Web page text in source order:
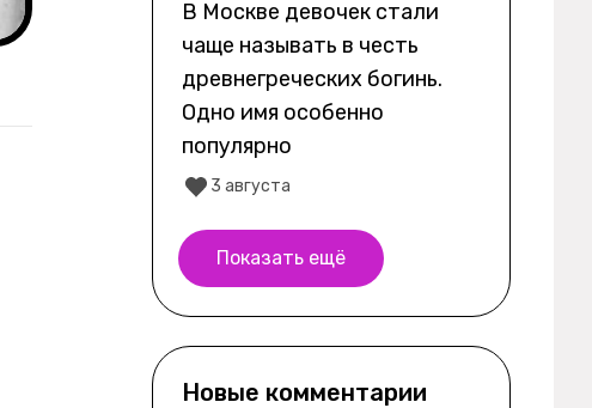
В Москве девочек стали
чаще называть в честь
древнегреческих богинь.
Одно имя особенно
популярно
3 августа
Показать ещё
Новые комментарии